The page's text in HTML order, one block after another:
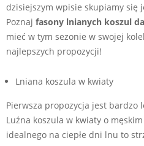
dzisiejszym wpisie skupiamy się
Poznaj fasony lnianych koszul
mieć w tym sezonie w swojej
najlepszych propozycji!
Lniana koszula w kwiaty
Pierwsza propozycja jest bardzo
Luźna koszula w kwiaty o
idealnego na ciepłe dni lnu to